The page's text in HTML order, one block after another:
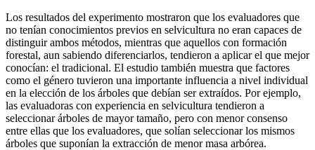
Los resultados del experimento mostraron que los evaluadores que
no tenían conocimientos previos en selvicultura no eran capaces de
distinguir ambos métodos, mientras que aquellos con formación
forestal, aun sabiendo diferenciarlos, tendieron a aplicar el que mejor
conocían: el tradicional. El estudio también muestra que factores
como el género tuvieron una importante influencia a nivel individual
en la elección de los árboles que debían ser extraídos. Por ejemplo,
las evaluadoras con experiencia en selvicultura tendieron a
seleccionar árboles de mayor tamaño, pero con menor consenso
entre ellas que los evaluadores, que solían seleccionar los mismos
árboles que suponían la extracción de menor masa arbórea.